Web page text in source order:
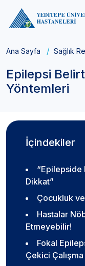
Ana Sayfa Sağlık
Epilepsi
Yöntemleri
İçindekiler
“Epilepside
Dikkat”
Çocukluk ve
Hastalar
Etmeyebilir!
Fokal
Çekici Çalışma